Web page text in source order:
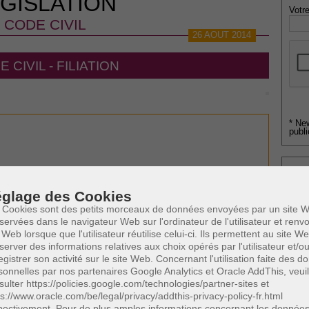
des Cookies
Cookies sont des petits morceaux de données envoyées par un site
dans le navigateur Web sur l'ordinateur de l'utilisateur et
lorsque que l'utilisateur réutilise celui-ci. Ils permettent au site
des informations relatives aux choix opérés par l'utilisateur et/
son activité sur le site Web. Concernant l'utilisation faite des
par nos partenaires Google Analytics et Oracle AddThis,
https://policies.google.com/technologies/partner-sites et
www.oracle.com/be/legal/privacy/addthis-privacy-policy-fr.html
CODE CIVIL
26 AOUT 2014
CIVIL - FILIATION
*